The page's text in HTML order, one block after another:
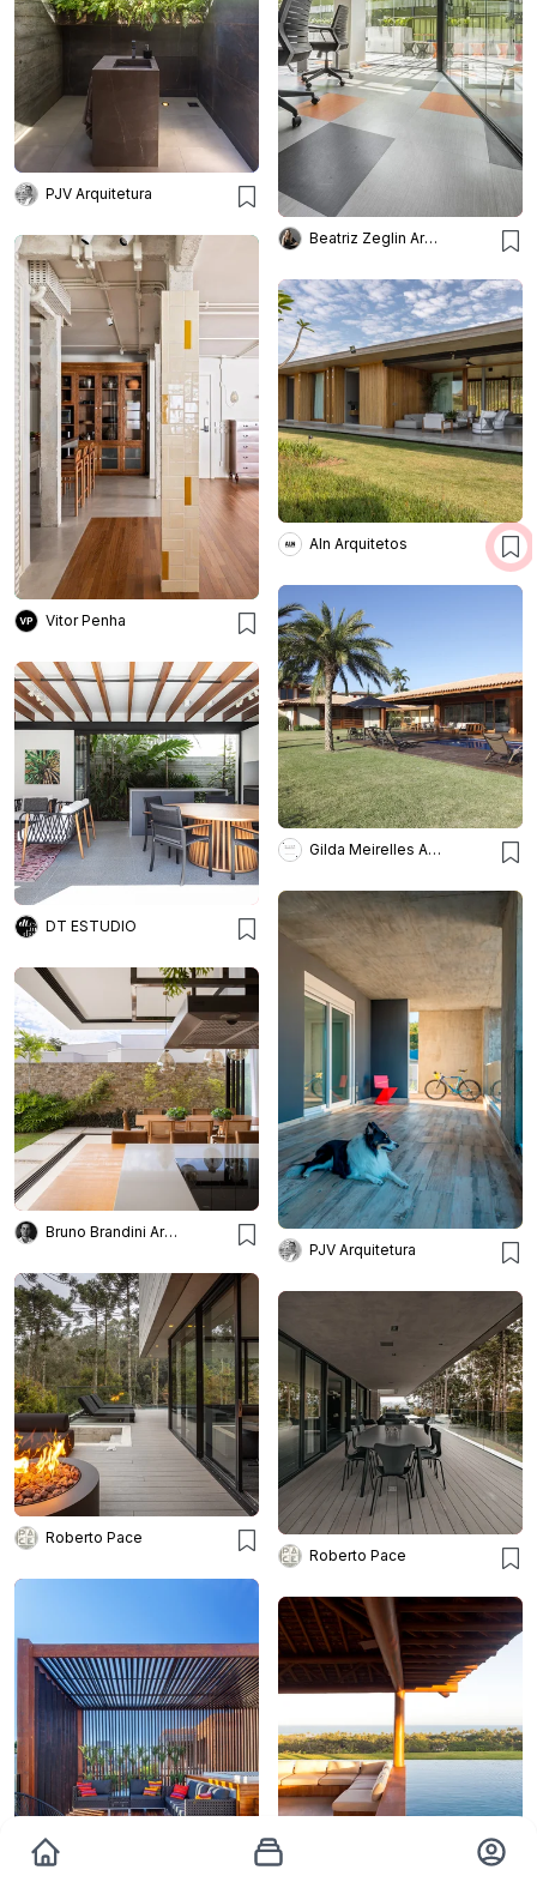
PJV Arquitetura
Beatriz Zeglin Arq. Interiores
Vitor Penha
Aln Arquitetos
Gilda Meirelles Arquitetura
DT ESTUDIO
PJV Arquitetura
Bruno Brandini Arquitetura
Roberto Pace
Roberto Pace